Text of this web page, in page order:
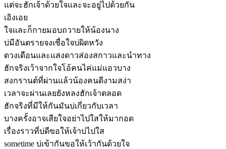
แต่จะฮักเจ้าด้วยใจและจะอยู่ไปด้วยกัน
เอิงเอย
ใจและก็กายมอบถวายให้น้องนาง
บ่มีอันตรายจงเซื่อใจบ่ผิดหวัง
ดวงเดือนและแสงดาวส่องสกาวและนำทาง
ฮักจริงเว้าจากใจโอ้คนไค่แม่แอวบาง
สงกรานต์ที่ผ่านแล้วน้องคนดีงามสง่า
เวลาจะผ่านเลยยังหลงฮักเจ้าตลอด
ฮักจริงที่มีให้กันมันบ่เกี่ยวกับเวลา
บางครั้งอาจเสียใจอย่าไปใสให้มากอด
เรื่องราวที่บ่ดีขอให้เจ้าบ่ไปใส
sometime บ่เข้ากันขอให้เว้ากันด้วยใจ